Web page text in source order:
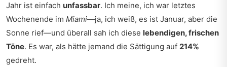
Jahr ist einfach unfassbar. Ich meine, ich war letztes
Wochenende im Miami—ja, ich weiß, es ist Januar, aber die
Sonne rief—und überall sah ich diese lebendigen, frischen
Töne. Es war, als hätte jemand die Sättigung auf 214%
gedreht.